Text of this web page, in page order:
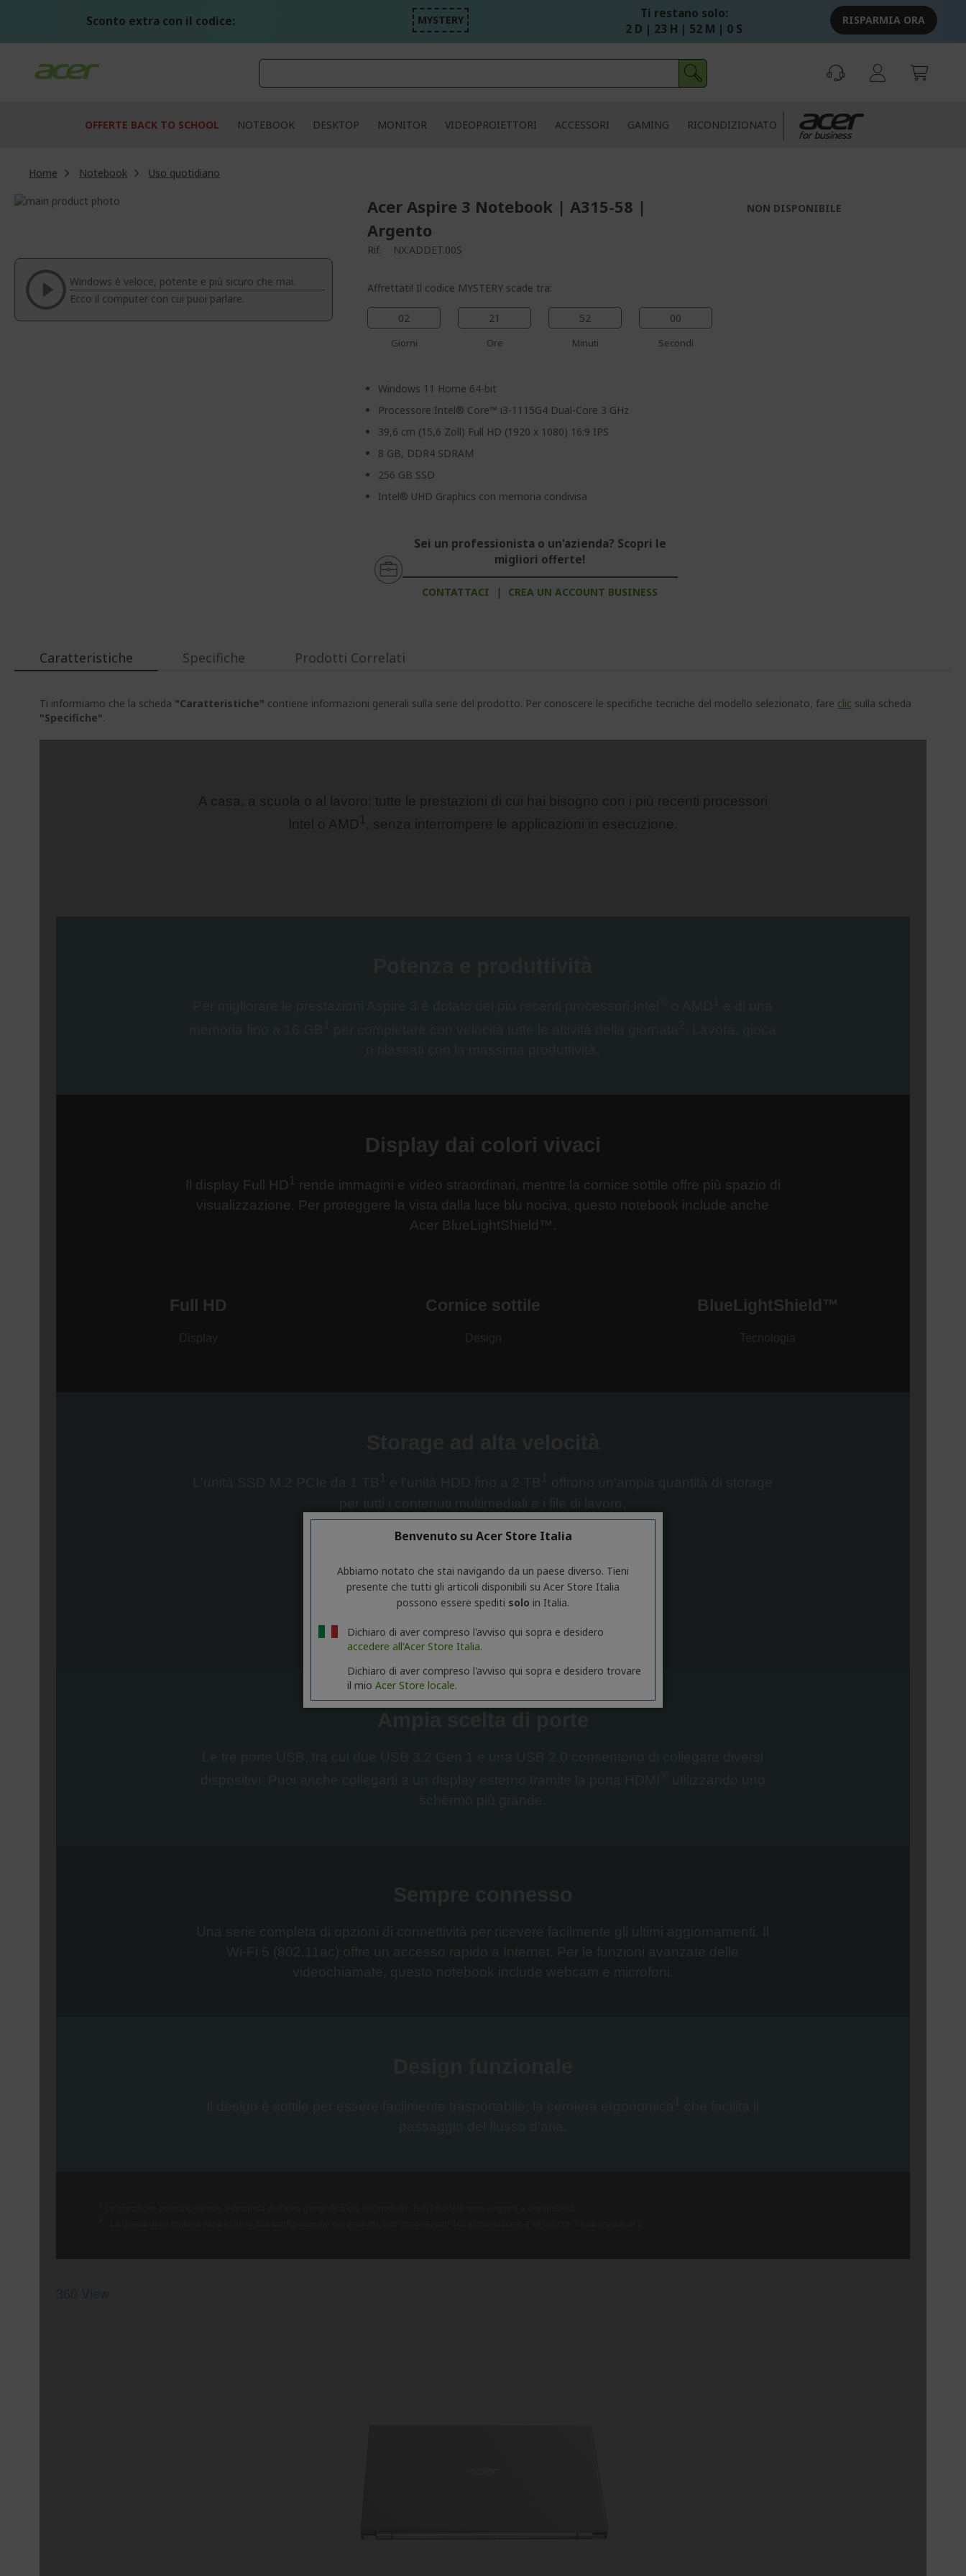
Sconto extra con il codice: MYSTERY
Ti restano solo:
2 D | 23 H | 51 M | 59 S
RISPARMIA ORA
OFFERTE BACK TO SCHOOL NOTEBOOK DESKTOP MONITOR VIDEOPROIETTORI ACCESSORI GAMING RICONDIZIONATO
Home Notebook
Uso quotidiano
Vai
galleria
immagini
galleria
immagini
Windows è veloce, potente e più sicuro che mai.
Ecco il computer con cui puoi parlare.
Acer Aspire 3 Notebook | A315-58 |
Argento
Rif. NX.ADDET.00S
Affrettati! Il codice MYSTERY scade tra:
02
Giorni
21
Ore
52
Minuti
00
Secondi
Windows 11 Home 64-bit
Processore Intel® Core™ i3-1115G4 Dual-Core 3 GHz
39,6 cm (15,6 Zoll) Full HD (1920 x 1080) 16:9 IPS
8 GB, DDR4 SDRAM
256 GB SSD
Intel® UHD Graphics con memoria condivisa
Sei un professionista o un'azienda? Scopri le
migliori offerte!
CONTATTACI | CREA UN ACCOUNT BUSINESS
NON DISPONIBILE
Caratteristiche
Ti informiamo che la scheda "Caratteristiche" contiene informazioni generali sulla serie del prodotto. Per conoscere le specifiche tecniche del modello selezionato, fare clic sulla scheda
"Specifiche".
Specifiche Prodotti Correlati
Benvenuto su Acer Store Italia
Abbiamo notato che stai navigando da un paese diverso. Tieni
presente che tutti gli articoli disponibili su Acer Store Italia
possono essere spediti solo in Italia.
Dichiaro di aver compreso l'avviso qui sopra e desidero
accedere all'Acer Store Italia.
Dichiaro di aver compreso l'avviso qui sopra e desidero trovare
il mio Acer Store locale.